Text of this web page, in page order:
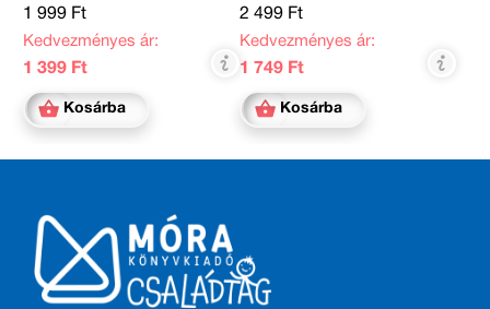
1 999 Ft
Kedvezményes ár:
1 399 Ft
Kosárba
2 499 Ft
Kedvezményes ár:
1 749 Ft
Kosárba